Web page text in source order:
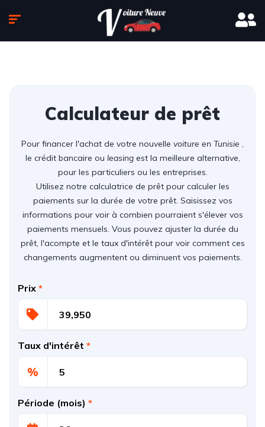
Calculateur de prêt
Pour financer l'achat de votre nouvelle voiture en Tunisie ,
le crédit bancaire ou leasingest la meilleure alternative,
pour les particuliers ou les entreprises.
Utilisez notre calculatrice de prêt pour calculer les
paiements sur la durée de votre prêt. Saisissez vos
informations pour voir à combien pourraient s'élever vos
paiements mensuels. Vous pouvez ajuster la durée du
prêt, l'acompte et le taux d'intérêt pour voir comment ces
changements augmentent ou diminuent vos paiements.
Prix *
Taux d'intérêt *
%
Période (mois) *